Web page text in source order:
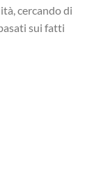
cercando di
sui fatti